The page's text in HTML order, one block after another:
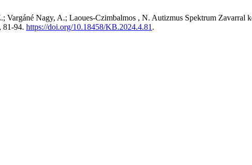
Nagy, A.; Laoues-Czimbalmos , N. Autizmus Spektrum Zavarral
81-94. https://doi.org/10.18458/KB.2024.4.81 .